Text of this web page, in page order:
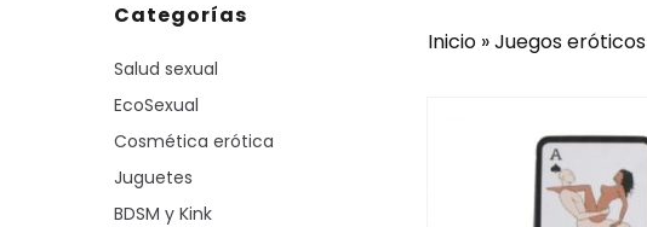
Categorías
Salud sexual
EcoSexual
Cosmética erótica
Juguetes
BDSM y Kink
Inicio »Juegos eróticos